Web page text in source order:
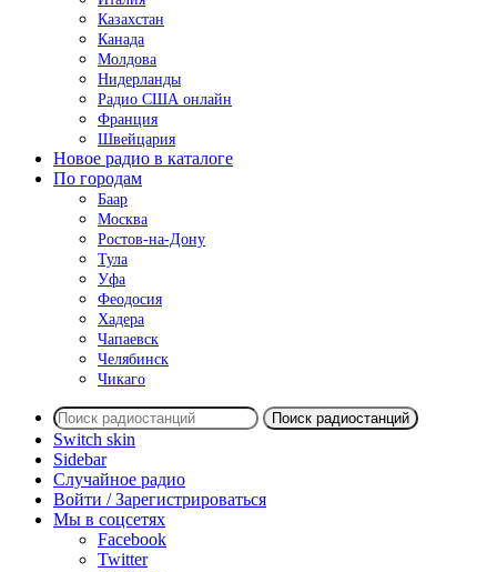
Казахстан
Канада
Молдова
Нидерланды
Радио США онлайн
Франция
Швейцария
Новое радио в каталоге
По городам
Баар
Москва
Ростов-на-Дону
Тула
Уфа
Феодосия
Хадера
Чапаевск
Челябинск
Чикаго
Поиск радиостанций
Switch skin
Sidebar
Случайное радио
Войти / Зарегистрироваться
Мы в соцсетях
Facebook
Twitter